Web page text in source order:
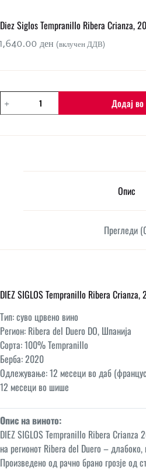
Diez Siglos Tempranillo Ribera Crianza,
1,640.00 ден (вклучен ДДВ)
Siglos
Ribera
количина
Додај
Опис
Прегледи
DIEZ SIGLOS Tempranillo Ribera Crianza,
Тип: суво црвено вино
Регион: Ribera del Duero DO, Шпанија
Сорта: 100% Tempranillo
Берба: 2020
Одлежување: 12 месеци во даб
12 месеци во шише
Опис на виното:
DIEZ SIGLOS Tempranillo Ribera Crianza
на регионот Ribera del Duero –
Произведено од рачно брано грозје од